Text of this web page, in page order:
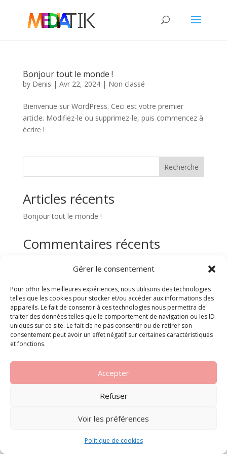
Gérer le consentement
Pour offrir les meilleures expériences, nous utilisons des technologies
telles que les cookies pour stocker et/ou accéder aux informations des
appareils. Le fait de consentir à ces technologies nous permettra de
traiter des données telles que le comportement de navigation ou les ID
uniques sur ce site. Le fait de ne pas consentir ou de retirer son
consentement peut avoir un effet négatif sur certaines caractéristiques
et fonctions.
Accepter
Refuser
Voir les préférences
Politique de cookies
Bonjour tout le monde !
by Denis | Avr 22, 2024| Non classé
Bienvenue sur WordPress. Ceci est votre premier
article. Modifiez-le ou supprimez-le, puis commencez à
écrire !
Recherche
Articles récents
Bonjour tout le monde !
Commentaires récents
© Médiatik 2024 TOUS DROITS RÉSERVÉS. |
BE0886.368.281 | Studio graphique et vidéo |
Conditions générales